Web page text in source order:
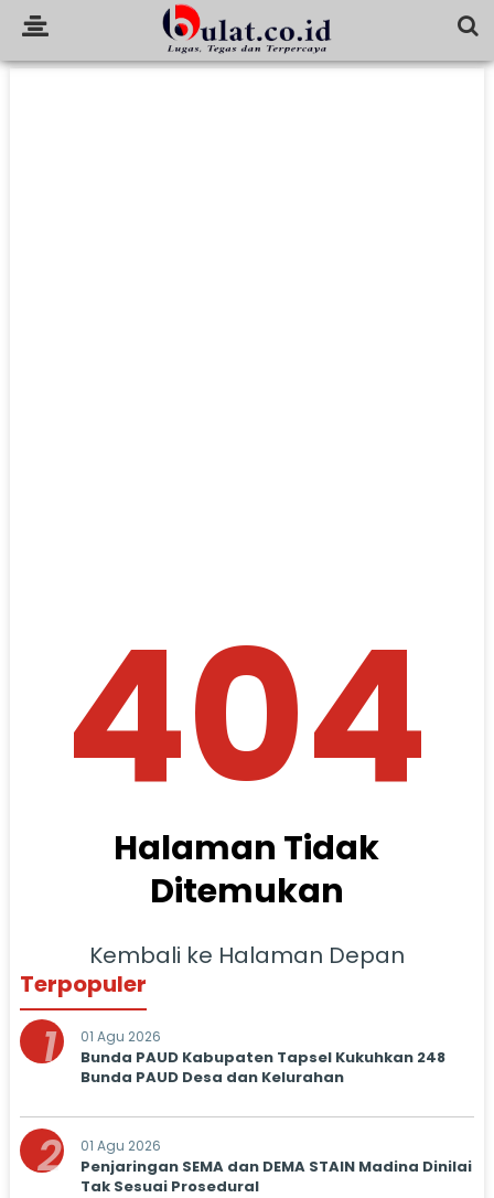
404
Halaman Tidak
Ditemukan
Kembali ke Halaman Depan
Terpopuler
1 01 Agu 2026
Bunda PAUD Kabupaten Tapsel Kukuhkan 248
Bunda PAUD Desa dan Kelurahan
2 01 Agu 2026
Penjaringan SEMA dan DEMA STAIN Madina Dinilai
Tak Sesuai Prosedural